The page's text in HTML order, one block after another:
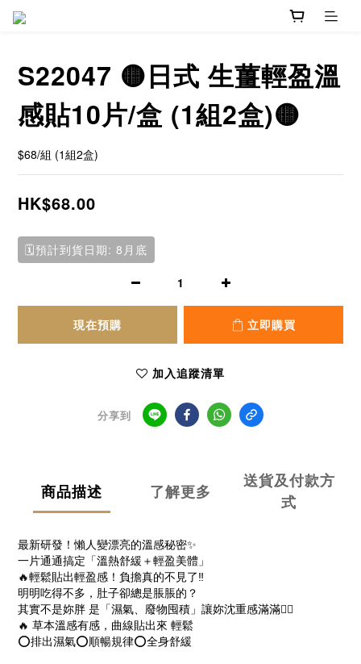
S22047 🟡日式 生薑輕盈溫
感貼10片/盒 (1組2盒)🟡
$68/組 (1組2盒)
HK$68.00
🗓️預計到貨日期: 8月底
現在預購 立即購買
加入追蹤清單
分享到
商品描述 了解更多
送貨及付款方
式
最新研發！懶人變漂亮的溫感秘密✨
一片通通搞定「溫熱舒緩＋輕盈美體」
🔥輕鬆貼出輕盈感！負擔真的不見了‼️
明明吃得不多，肚子卻總是脹脹的？
其實不是妳胖 是「濕氣、廢物囤積」讓妳沈重感滿滿😮‍💨
🔥 草本溫感有感，曲線貼出來 輕鬆
⭕排出濕氣⭕順暢規律⭕全身舒緩